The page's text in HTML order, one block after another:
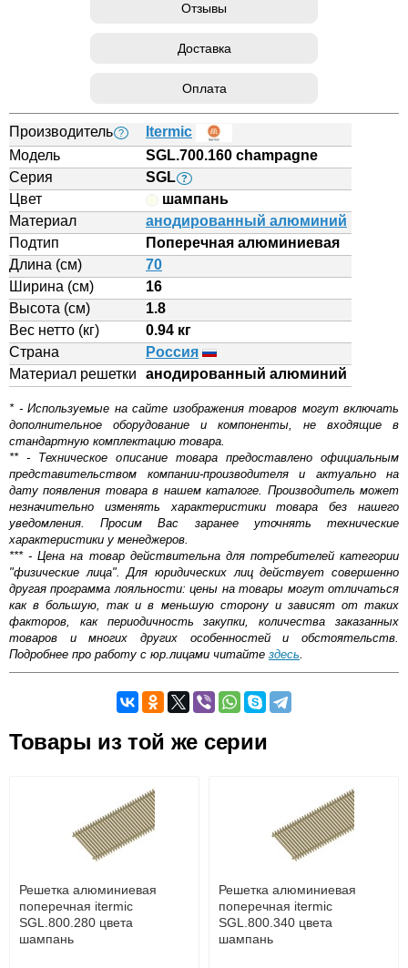
Отзывы
Доставка
Оплата
Производитель ?
Itermic
Модель
SGL.700.160 champagne
Серия
SGL ?
Цвет
шампань
Материал
анодированный алюминий
Подтип
Поперечная алюминиевая
Длина (см)
70
Ширина (см)
16
Высота (см)
1.8
Вес нетто (кг)
0.94 кг
Страна
Россия
Материал решетки
aнодированный алюминий
* - Используемые на сайте изображения товаров могут включать
дополнительное оборудование и компоненты, не входящие в
стандартную комплектацию товара.
** - Техническое описание товара предоставлено официальным
представительством компании-производителя и актуально на
дату появления товара в нашем каталоге. Производитель может
незначительно изменять характеристики товара без нашего
уведомления. Просим Вас заранее уточнять технические
характеристики у менеджеров.
*** - Цена на товар действительна для потребителей категории
"физические лица". Для юридических лиц действует совершенно
другая программа лояльности: цены на товары могут отличаться
как в большую, так и в меньшую сторону и зависят от таких
факторов, как периодичность закупки, количества заказанных
товаров и многих других особенностей и обстоятельств.
Подробнее про работу с юр.лицами читайте здесь.
Оставьте отзыв
Доставка сантехники по Москве и Московской области
Наличный расчёт
Банковской картой на сайте в режиме реального
времени
Банковской картой при получении товара как при
Интернет-деньгами (Yandex-деньги, Web-money,
Qiwi-кошельки и другие).
Безналичный расчёт (возможно и с НДС)
подробнее...
Товары из той же серии
Решетка алюминиевая
поперечная itermic
SGL.800.280 цвета
шампань
Решетка алюминиевая
поперечная itermic
SGL.800.340 цвета
шампань